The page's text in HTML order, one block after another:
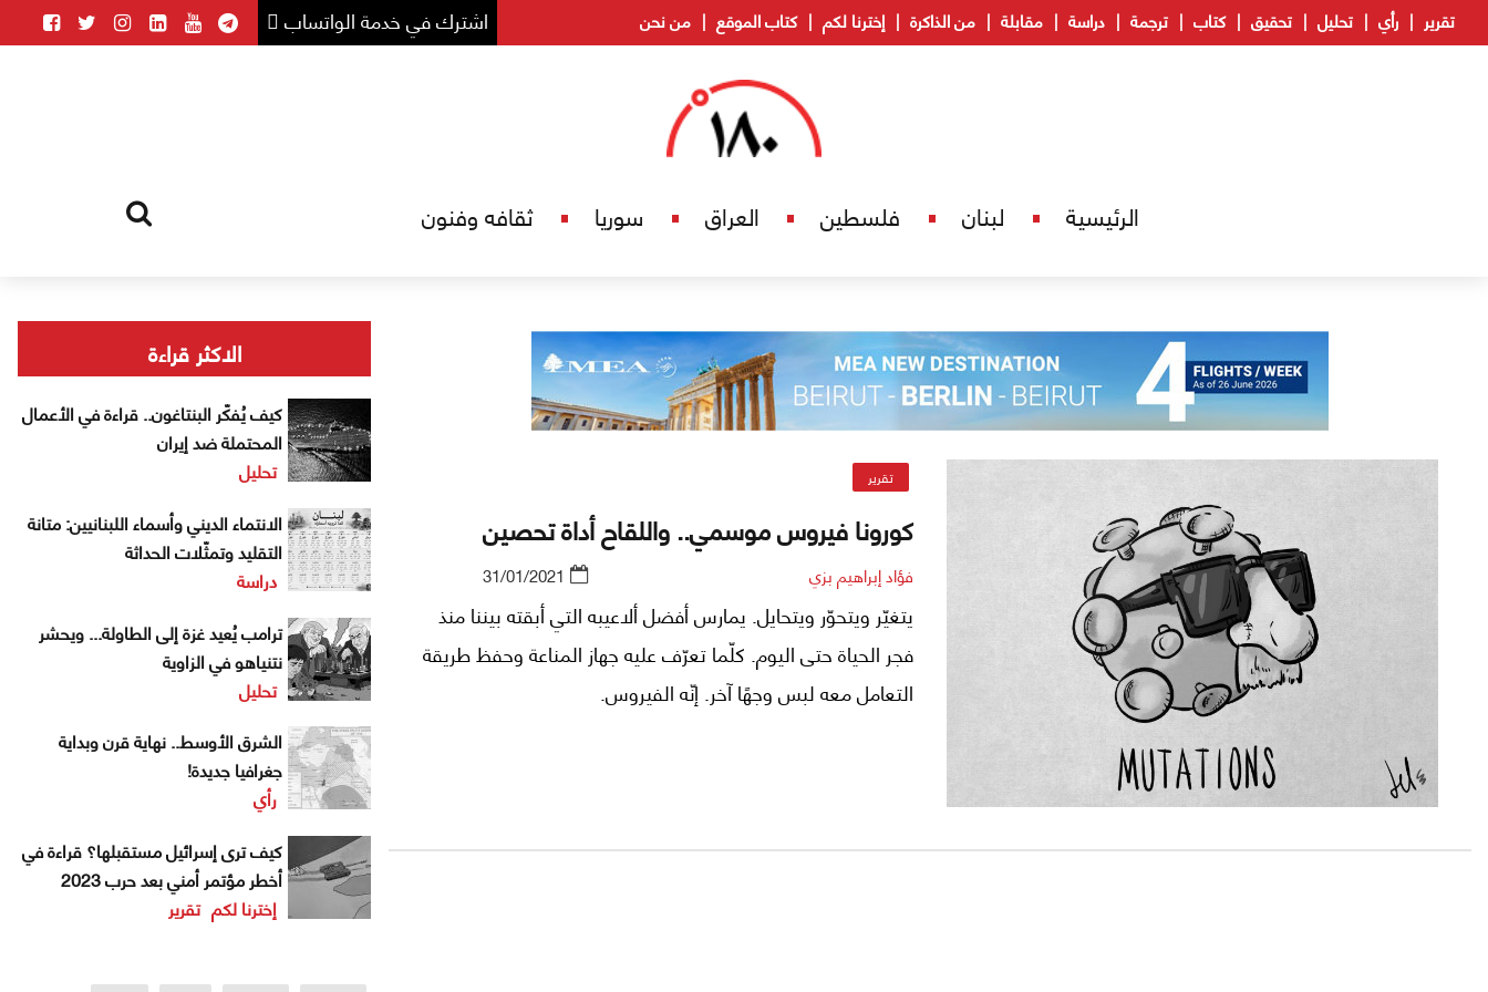
اشترك في خدمة الواتساب تقرير رأي تحليل تحقيق كتاب ترجمة دراسة مقابلة من الذاكرة إخترنا لكم كتاب الموقع من نحن
الرئيسية لبنان فلسطين العراق سوريا ثقافه وفنون
تقرير
كورونا فيروس موسمي.. واللقاح أداة تحصين
فؤاد إبراهيم بزي 31/01/2021
يتغيّر ويتحوّر ويتحايل. يمارس أفضل ألاعيبه التي أبقته بيننا منذ
فجر الحياة حتى اليوم. كلّما تعرّف عليه جهاز المناعة وحفظ طريقة
التعامل معه لبس وجهًا آخر. إنّه الفيروس.
الاكثر قراءة
كيف يُفكّر البنتاغون.. قراءة في الأعمال
المحتملة ضد إيران
تحليل
الانتماء الديني وأسماء اللبنانيين: متانة
التقليد وتمثّلات الحداثة
دراسة
ترامب يُعيد غزة إلى الطاولة... ويحشر
نتنياهو في الزاوية
تحليل
الشرق الأوسط.. نهاية قرن وبداية
جغرافيا جديدة!
رأي
كيف ترى إسرائيل مستقبلها؟ قراءة في
أخطر مؤتمر أمني بعد حرب 2023
إخترنا لكم تقرير